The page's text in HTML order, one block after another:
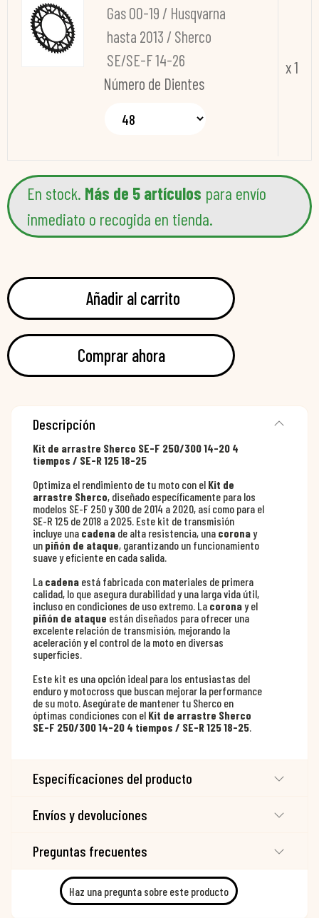
Gas 00-19 / Husqvarna
hasta 2013 / Sherco
SE/SE-F 14-26
Número de Dientes
x 1
En stock. Más de 5 artículos para envío
inmediato o recogida en tienda.
Añadir al carrito
Comprar ahora
Descripción
Kit de arrastre Sherco SE-F 250/300 14-20 4
tiempos / SE-R 125 18-25
Optimiza el rendimiento de tu moto con el Kit de
arrastre Sherco, diseñado específicamente para los
modelos SE-F 250 y 300 de 2014 a 2020, así como para el
SE-R 125 de 2018 a 2025. Este kit de transmisión
incluye una cadena de alta resistencia, una coronay
un piñón de ataque, garantizando un funcionamiento
suave y eficiente en cada salida.
La cadena está fabricada con materiales de primera
calidad, lo que asegura durabilidad y una larga vida útil,
incluso en condiciones de uso extremo. La coronay el
piñón de ataque están diseñados para ofrecer una
excelente relación de transmisión, mejorando la
aceleración y el control de la moto en diversas
superficies.
Este kit es una opción ideal para los entusiastas del
enduro y motocross que buscan mejorar la performance
de su moto. Asegúrate de mantener tu Sherco en
óptimas condiciones con el Kit de arrastre Sherco
SE-F 250/300 14-20 4 tiempos / SE-R 125 18-25.
Especificaciones del producto
Envíos y devoluciones
Preguntas frecuentes
Haz una pregunta sobre este producto